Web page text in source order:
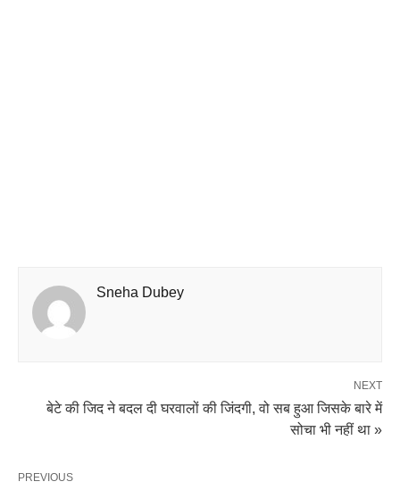
Sneha Dubey
NEXT
बेटे की जिद ने बदल दी घरवालों की जिंदगी, वो सब हुआ जिसके बारे में
सोचा भी नहीं था »
PREVIOUS